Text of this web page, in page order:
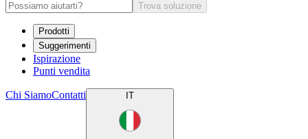
Trova soluzione
Prodotti
Suggerimenti
Ispirazione
Punti vendita
Chi SiamoContatti IT